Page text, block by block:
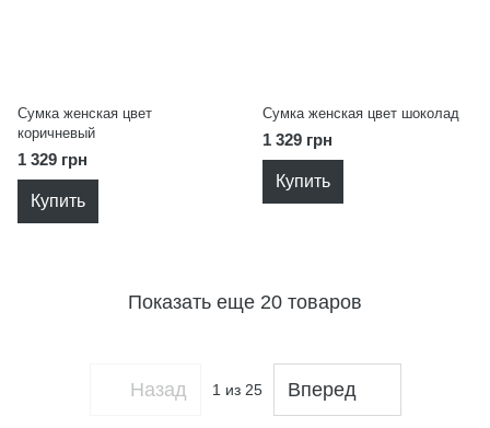
Сумка женская цвет
коричневый
1 329 грн
Купить
Сумка женская цвет шоколад
1 329 грн
Купить
Показать еще 20 товаров
Назад 1 из 25 Вперед